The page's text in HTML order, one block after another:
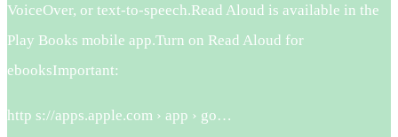
VoiceOver, or text-to-speech.Read Aloud is available in the
Play Books mobile app.Turn on Read Aloud for
ebooksImportant:
http s://apps.apple.com › app › go…